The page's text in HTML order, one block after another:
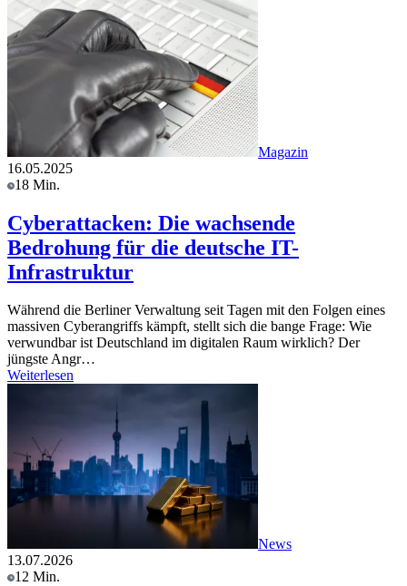
Magazin
16.05.2025
18 Min.
Cyberattacken: Die wachsende
Bedrohung für die deutsche IT-
Infrastruktur
Während die Berliner Verwaltung seit Tagen mit den Folgen eines
massiven Cyberangriffs kämpft, stellt sich die bange Frage: Wie
verwundbar ist Deutschland im digitalen Raum wirklich? Der
jüngste Angr…
Weiterlesen
News
13.07.2026
12 Min.